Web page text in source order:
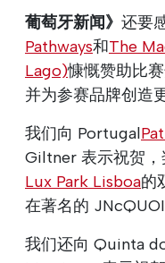
葡萄牙新闻》 还要
Pathways和The
Lago)慷慨赞助比
并为参赛品牌创造
我们向 Portugal
Giltner 表示祝贺
Lux Park Lisboa的
在著名的
我们还向 Quinta